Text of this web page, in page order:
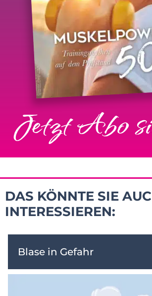
Jetzt Abo
DAS KÖNNTE SIE
INTERESSIEREN:
Blase in Gefahr